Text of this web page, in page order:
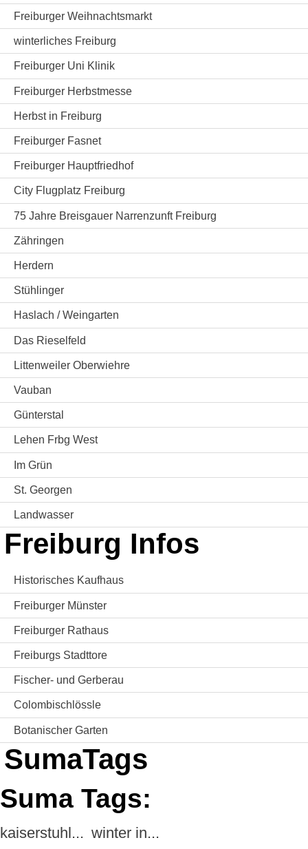
Freiburger Weihnachtsmarkt
winterliches Freiburg
Freiburger Uni Klinik
Freiburger Herbstmesse
Herbst in Freiburg
Freiburger Fasnet
Freiburger Hauptfriedhof
City Flugplatz Freiburg
75 Jahre Breisgauer Narrenzunft Freiburg
Zähringen
Herdern
Stühlinger
Haslach / Weingarten
Das Rieselfeld
Littenweiler Oberwiehre
Vauban
Günterstal
Lehen Frbg West
Im Grün
St. Georgen
Landwasser
Freiburg Infos
Historisches Kaufhaus
Freiburger Münster
Freiburger Rathaus
Freiburgs Stadttore
Fischer- und Gerberau
Colombischlössle
Botanischer Garten
SumaTags
Suma Tags:
kaiserstuhl... winter in...